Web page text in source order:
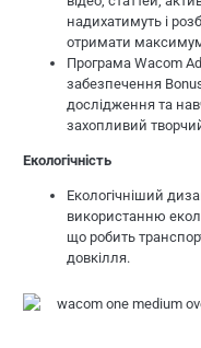
надихатимуть і
отримати
Програма Wacom
забезпечення
дослідження та
захопливий
Екологічність
Екологічніший
використанню
що робить
довкілля.